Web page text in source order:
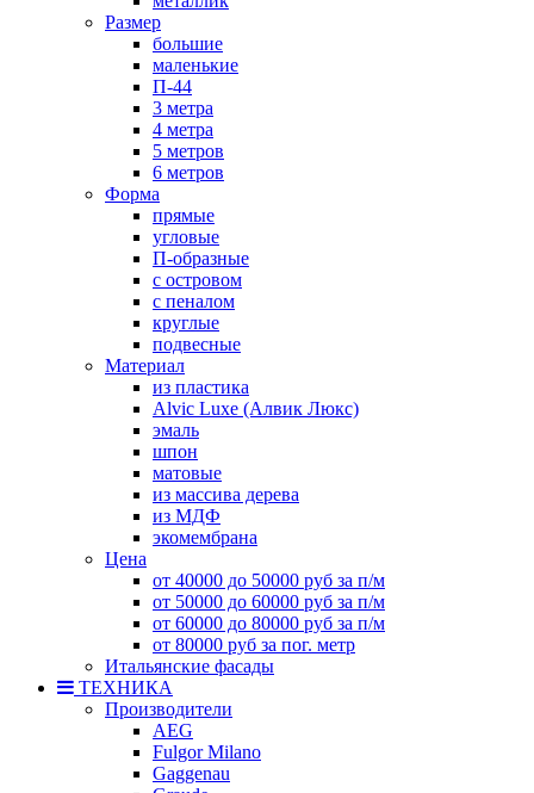
Размер
большие
маленькие
П-44
3 метра
4 метра
5 метров
6 метров
Форма
прямые
угловые
П-образные
с островом
с пеналом
круглые
подвесные
Материал
из пластика
Alvic Luxe (Алвик Люкс)
эмаль
шпон
матовые
из массива дерева
из МДФ
экомембрана
Цена
от 40000 до 50000 руб за п/м
от 50000 до 60000 руб за п/м
от 60000 до 80000 руб за п/м
от 80000 руб за пог. метр
Итальянские фасады
ТЕХНИКА
Производители
AEG
Fulgor Milano
Gaggenau